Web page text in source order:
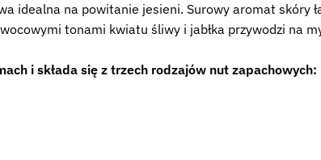
idealna na powitanie jesieni. Surowy aromat skóry
tonami kwiatu śliwy i jabłka przywodzi na
i składa się z trzech rodzajów nut zapachowych: